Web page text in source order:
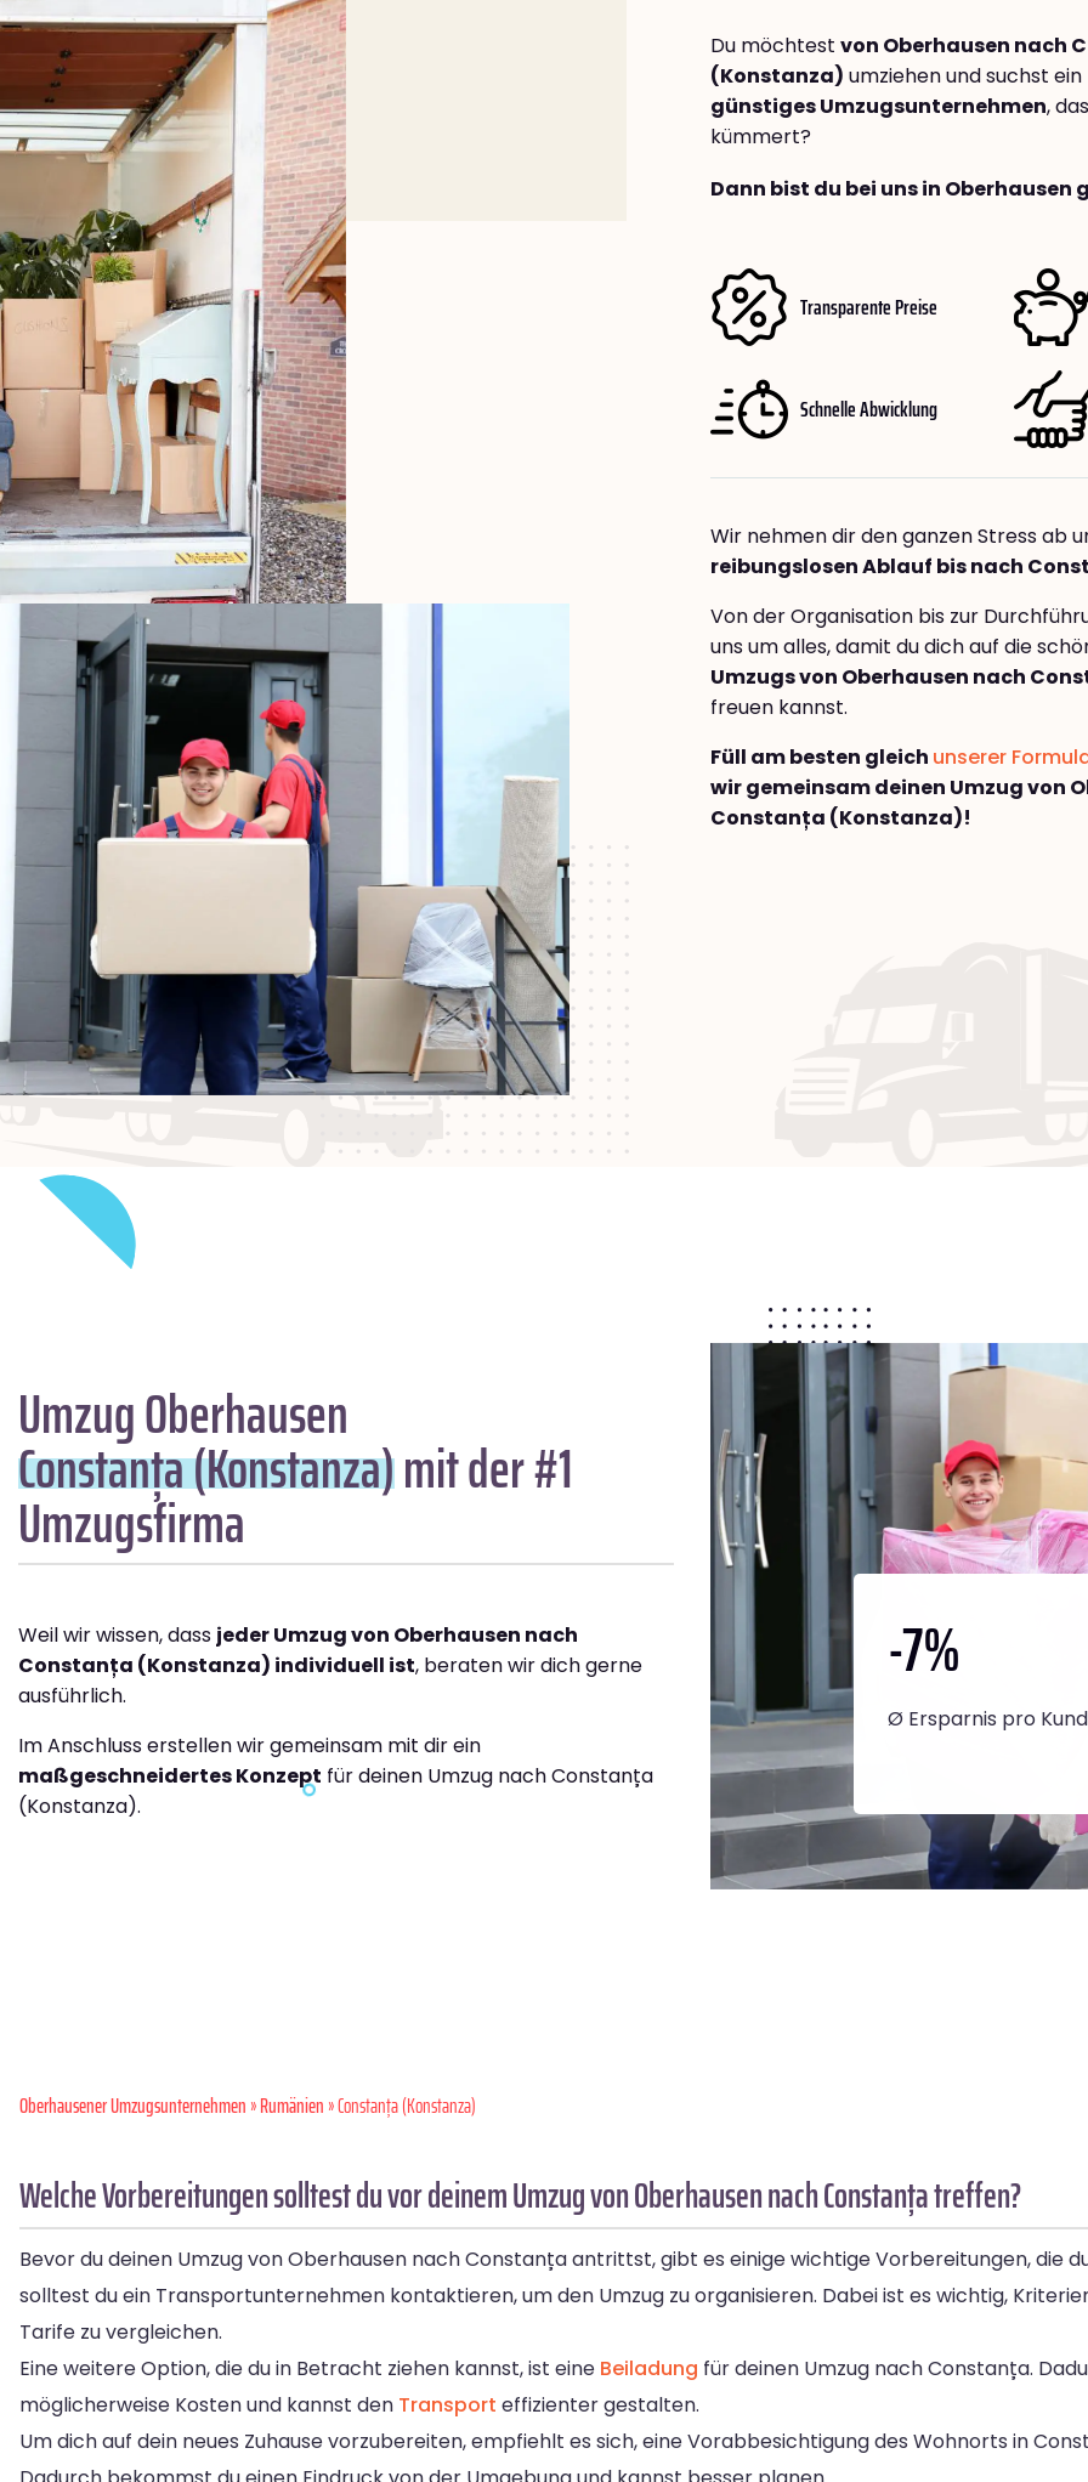
Du möchtest von Oberhausen nach
(Konstanza) umziehen und suchst ein
günstiges Umzugsunternehmen,
kümmert?
Dann bist du bei uns in
Transparente Preise
Schnelle Abwicklung
Wir nehmen dir den ganzen Stress ab
reibungslosen Ablauf bis nach
Von der Organisation bis zur
uns um alles, damit du dich auf die
Umzugs von Oberhausen nach
freuen kannst.
Füll am besten gleich unserer
wir gemeinsam deinen Umzug von
Constanța (Konstanza)!
Umzug Oberhausen
Constanța (Konstanza)mit der #1
Umzugsfirma
Weil wir wissen, dass jeder Umzug von Oberhausen nach
Constanța (Konstanza) individuell ist, beraten wir dich gerne
ausführlich.
Im Anschluss erstellen wir gemeinsam mit dir ein
maßgeschneidertes Konzept für deinen Umzug nach Constanța
(Konstanza).
-7%
Ø Ersparnis pro
Oberhausener Umzugsunternehmen»Rumänien» Constanța (Konstanza)
Welche Vorbereitungen solltest du vor deinem Umzug von Oberhausen nach Constanța treffen?
Bevor du deinen Umzug von Oberhausen nach Constanța antrittst, gibt es einige wichtige Vorbereitungen, die
solltest du ein Transportunternehmen kontaktieren, um den Umzug zu organisieren. Dabei ist es wichtig,
Tarife zu vergleichen.
Eine weitere Option, die du in Betracht ziehen kannst, ist eine Beiladung für deinen Umzug nach Constanța.
möglicherweise Kosten und kannst den Transport effizienter gestalten.
Um dich auf dein neues Zuhause vorzubereiten, empfiehlt es sich, eine Vorabbesichtigung des Wohnorts in